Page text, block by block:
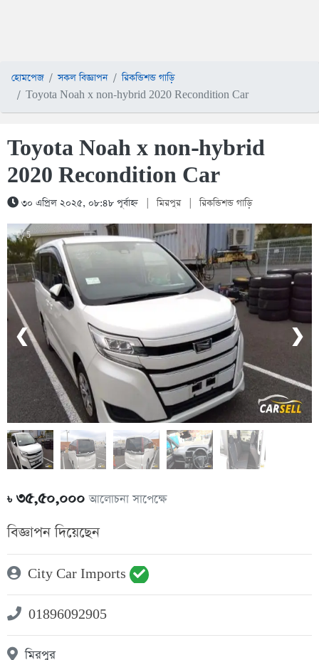
হোমপেজ সকল বিজ্ঞাপন
রিকন্ডিশন্ড গাড়ি
Toyota Noah x non-hybrid 2020 Recondition Car
Toyota Noah x non-hybrid
2020 Recondition Car
৩০ এপ্রিল ২০২৫, ০৮:৪৮ পূর্বাহ্ন মিরপুর রিকন্ডিশন্ড গাড়ি
1 / 5
❮ ❯
৳৩৫,৫০,০০০আলোচনা সাপেক্ষে
বিজ্ঞাপন দিয়েছেন
City Car Imports
01896092905
মিরপুর